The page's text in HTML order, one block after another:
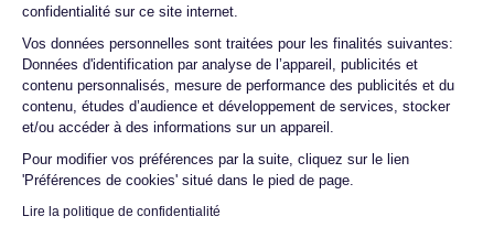
confidentialité sur ce site internet.
Vos données personnelles sont traitées pour les finalités suivantes:
Données d'identification par analyse de l’appareil, publicités et
contenu personnalisés, mesure de performance des publicités et du
contenu, études d’audience et développement de services, stocker
et/ou accéder à des informations sur un appareil.
Pour modifier vos préférences par la suite, cliquez sur le lien
'Préférences de cookies' situé dans le pied de page.
Lire la politique de confidentialité
Axeptio consent
téléphone en toute confiance, reconditionné en France,
accompagné d’une garantie de 30 mois et d’un service après-
vente en contact continu avec nos experts techniques.
Parcours d'un Smartphone